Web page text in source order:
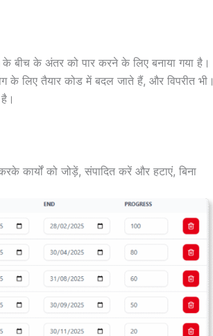
बीच के अंतर को पार करने के लिए बनाया गया है।
के लिए तैयार कोड में बदल जाते हैं, और विपरीत भी।
कार्यों को जोड़ें, संपादित करें और हटाएं, बिना